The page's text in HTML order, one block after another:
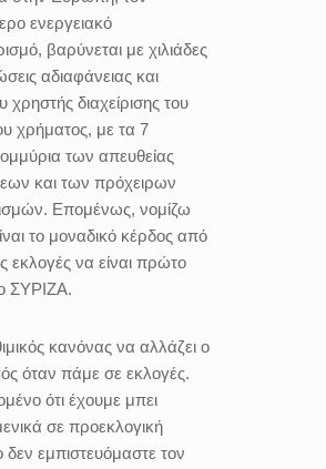
ενεργειακό
βαρύνεται με χιλιάδες
αδιαφάνειας και
χρηστής διαχείρισης του
χρήματος, με τα 7
των απευθείας
και των πρόχειρων
Επομένως, νομίζω
το μοναδικό κέρδος από
εκλογές να είναι πρώτο
ΣΥΡΙΖΑ.
κανόνας να αλλάζει ο
όταν πάμε σε εκλογές.
ότι έχουμε μπει
σε προεκλογική
δεν εμπιστευόμαστε τον